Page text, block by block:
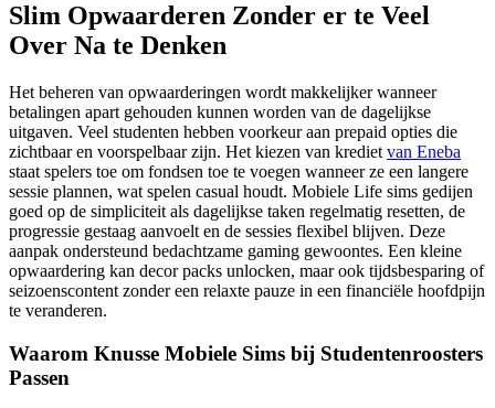
Slim Opwaarderen Zonder er te Veel
Over Na te Denken
Het beheren van opwaarderingen wordt makkelijker wanneer
betalingen apart gehouden kunnen worden van de dagelijkse
uitgaven. Veel studenten hebben voorkeur aan prepaid opties die
zichtbaar en voorspelbaar zijn. Het kiezen van krediet van Eneba
staat spelers toe om fondsen toe te voegen wanneer ze een langere
sessie plannen, wat spelen casual houdt. Mobiele Life sims gedijen
goed op de simpliciteit als dagelijkse taken regelmatig resetten, de
progressie gestaag aanvoelt en de sessies flexibel blijven. Deze
aanpak ondersteund bedachtzame gaming gewoontes. Een kleine
opwaardering kan decor packs unlocken, maar ook tijdsbesparing of
seizoenscontent zonder een relaxte pauze in een financiële hoofdpijn
te veranderen.
Waarom Knusse Mobiele Sims bij Studentenroosters
Passen